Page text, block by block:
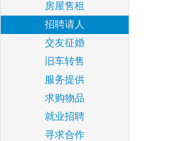
房屋售租
招聘请人
交友征婚
旧车转售
服务提供
求购物品
就业招聘
寻求合作